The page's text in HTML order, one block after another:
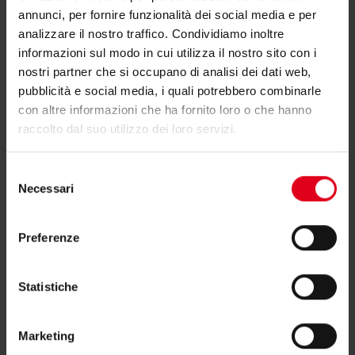
annunci, per fornire funzionalità dei social media e per
analizzare il nostro traffico. Condividiamo inoltre
informazioni sul modo in cui utilizza il nostro sito con i
nostri partner che si occupano di analisi dei dati web,
pubblicità e social media, i quali potrebbero combinarle
con altre informazioni che ha fornito loro o che hanno
raccolto dal suo utilizzo dei loro servizi.
delNecessari
Preferenze
Statistiche
Marketing
Potrebbero interessarti anche